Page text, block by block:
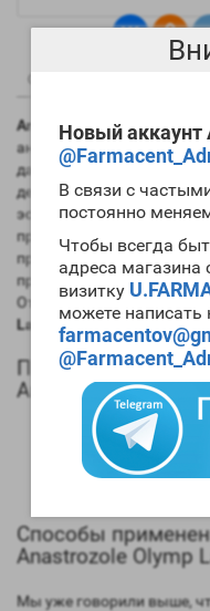
Новый аккаунт
В связи с
постоянно
Чтобы всегда
адреса магазина
визитку
можете написать
Описание
Anastrozole Olymp Labs
антиэстрогена во время
данный момент этот
действенным средством
эстрогенов. Заметим,
применять не имеет
препараты. А вот для
предрасположенностью
Отметим и тот факт, что
Labs
– эффективность
Положительные
Anastrozole Olymp
Мощное
Активно подавляет
Блокирует
Способы
Anastrozole Olymp
Мы уже говорили выше,